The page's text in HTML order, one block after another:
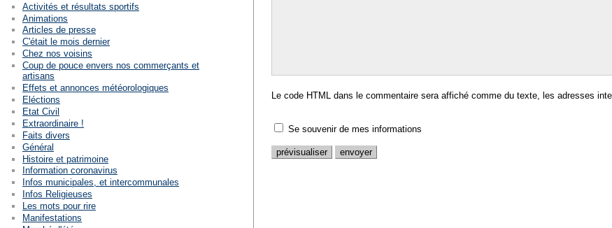
Le code HTML dans le commentaire sera affiché comme du texte, les adresses
Se souvenir de mes informations
Activités et résultats sportifs
Animations
Articles de presse
C'était le mois dernier
Chez nos voisins
Coup de pouce envers nos commerçants et
artisans
Effets et annonces météorologiques
Eléctions
Etat Civil
Extraordinaire !
Faits divers
Général
Histoire et patrimoine
Information coronavirus
Infos municipales, et intercommunales
Infos Religieuses
Les mots pour rire
Manifestations